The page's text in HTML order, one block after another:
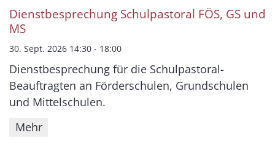
Dienstbesprechung Schulpastoral FÖS, GS und
MS
30. Sept. 2026 14:30 - 18:00
Dienstbesprechung für die Schulpastoral-
Beauftragten an Förderschulen, Grundschulen
und Mittelschulen.
Mehr